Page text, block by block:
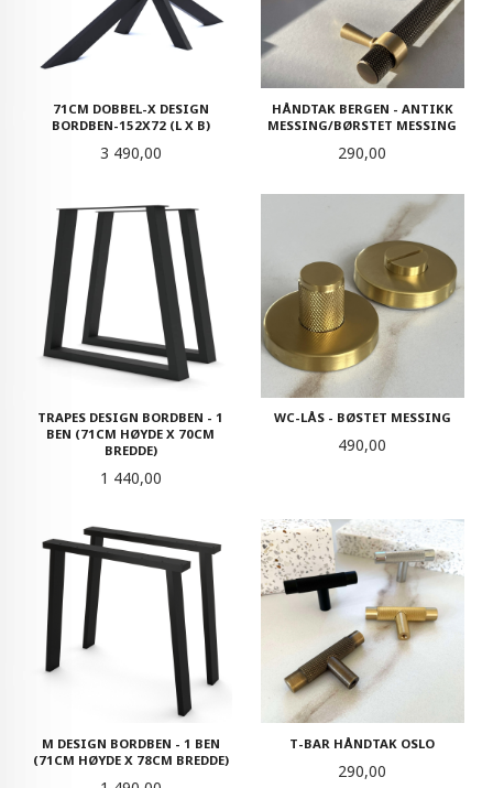
71CM DOBBEL-X DESIGN
BORDBEN-152X72 (L X B)
Pris
3 490,00
HÅNDTAK BERGEN - ANTIKK
MESSING/BØRSTET MESSING
Pris
290,00
TRAPES DESIGN BORDBEN - 1
BEN (71CM HØYDE X 70CM
BREDDE)
Pris
1 440,00
WC-LÅS - BØSTET MESSING
Pris
490,00
M DESIGN BORDBEN - 1 BEN
(71CM HØYDE X 78CM BREDDE)
T-BAR HÅNDTAK OSLO
Pris
290,00